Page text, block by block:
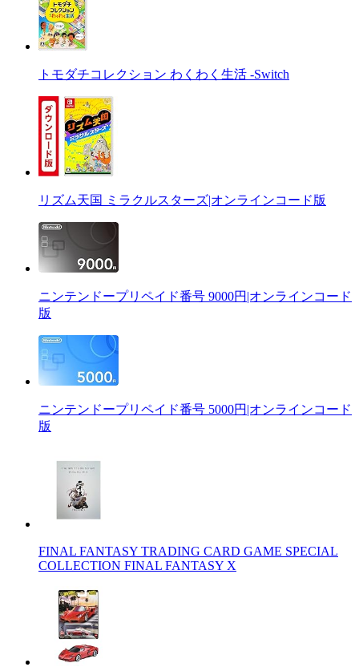
トモダチコレクション わくわく生活 -Switch
リズム天国 ミラクルスターズ|オンラインコード版
ニンテンドープリペイド番号 9000円|オンラインコード
版
ニンテンドープリペイド番号 5000円|オンラインコード
版
FINAL FANTASY TRADING CARD GAME SPECIAL
COLLECTION FINAL FANTASY X